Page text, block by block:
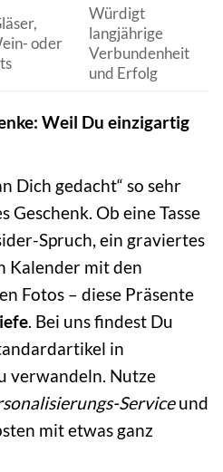
oder
Würdigt
langjährige
Verbundenheit
und Erfolg
Weil Du einzigartig
Dich gedacht“ so sehr
Geschenk. Ob eine Tasse
Spruch, ein graviertes
Kalender mit den
Fotos – diese Präsente
. Bei uns findest Du
in
verwandeln. Nutze
Serviceund
mit etwas ganz